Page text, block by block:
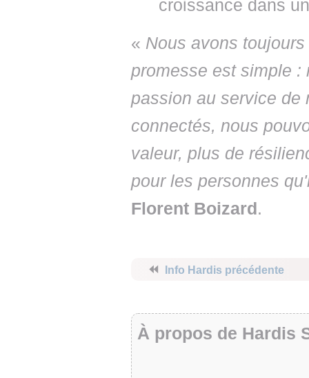
croissance dans
« Nous avons
promesse est simple :
passion au service de
connectés, nous
valeur, plus de
pour les personnes
Florent Boizard.
⏪ Info Hardis précédente
À propos de Hardis